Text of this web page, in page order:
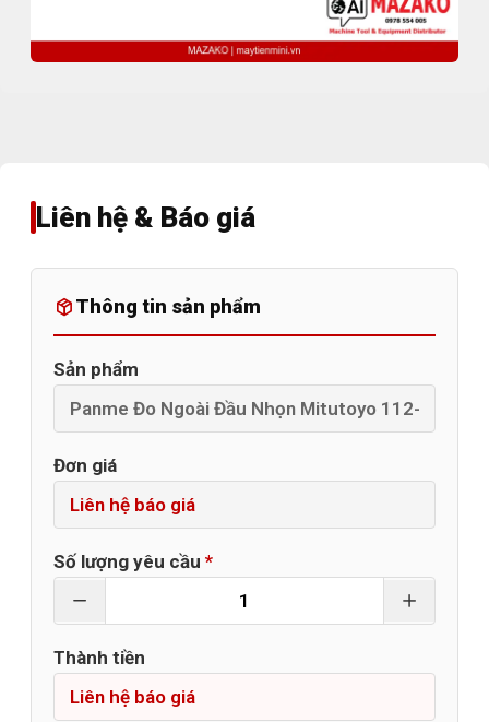
Liên hệ & Báo giá
Thông tin sản phẩm
Sản phẩm
Đơn giá
Số lượng yêu cầu *
Thành tiền